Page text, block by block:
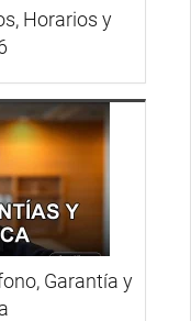
Horarios y
Garantía y